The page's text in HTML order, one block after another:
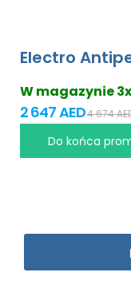
Electro
W magazynie 3x
2 647 AED4 674
Do końca